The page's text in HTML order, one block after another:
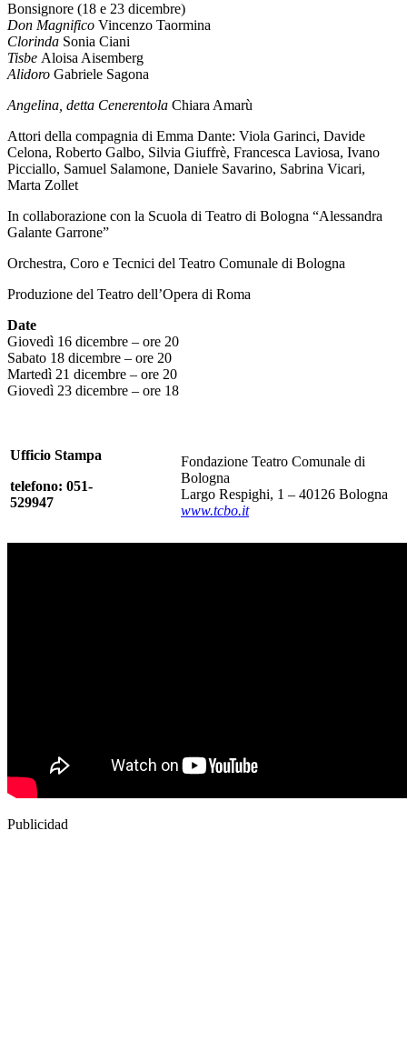
Bonsignore (18 e 23 dicembre)
Don Magnifico Vincenzo Taormina
Clorinda Sonia Ciani
Tisbe Aloisa Aisemberg
Alidoro Gabriele Sagona
Angelina, detta Cenerentola Chiara Amarù
Attori della compagnia di Emma Dante: Viola Garinci, Davide
Celona, Roberto Galbo, Silvia Giuffrè, Francesca Laviosa, Ivano
Picciallo, Samuel Salamone, Daniele Savarino, Sabrina Vicari,
Marta Zollet
In collaborazione con la Scuola di Teatro di Bologna “Alessandra
Galante Garrone”
Orchestra, Coro e Tecnici del Teatro Comunale di Bologna
Produzione del Teatro dell’Opera di Roma
Date
Giovedì 16 dicembre – ore 20
Sabato 18 dicembre – ore 20
Martedì 21 dicembre – ore 20
Giovedì 23 dicembre – ore 18
Ufficio Stampa
telefono: 051-
529947
Fondazione Teatro Comunale di
Bologna
Largo Respighi, 1 – 40126 Bologna
www.tcbo.it
Publicidad